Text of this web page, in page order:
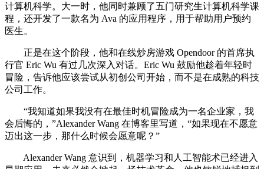
计算机科学。大一时，他同时兼顾了五门研究生计算机科学课
程，还开发了一款名为 Ava 的应用程序，用于帮助用户预约
医生。
正是在这个阶段，他和在线炒房游戏 Opendoor 的首席执
行官 Eric Wu 有过几次深入对话。Eric Wu 鼓励他趁着年轻时
冒险，告诉他应该尝试从初创公司开始，而不是在成熟的科技
公司工作。
“我知道如果我没有在最佳时机冒险成为一名企业家，我
会后悔的，”Alexander Wang 在博客里写道，“如果现在不愿意
迈出这一步，那什么时候会愿意呢？”
Alexander Wang 意识到，机器学习和人工智能术已经进入